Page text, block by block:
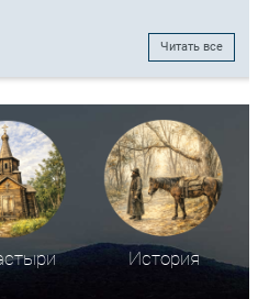
Читать все
История